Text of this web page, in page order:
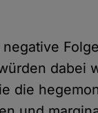
dabei
die